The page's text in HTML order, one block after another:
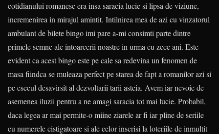
cotidianului romanesc era insa saracia lucie si lipsa de viziune,
incremenirea in mirajul amintit. Intilnirea mea de azi cu vinzatorul
ambulant de bilete bingo imi pare a-mi consimti parte dintre
primele semne ale intoarcerii noastre in urma cu zece ani. Este
evident ca acest bingo este pe cale sa redevina un fenomen de
masa fiindca se muleaza perfect pe starea de fapt a romanilor azi si
pe esecul desavirsit al dezvoltarii tarii asteia. Avem iar nevoie de
asemenea iluzii pentru a ne amagi saracia tot mai lucie. Probabil,
daca legea ar mai permite-o miine ziarele ar fi iar pline de seriile
cu numerele cistigatoare si ale celor inscrisi la loteriile de inmultit